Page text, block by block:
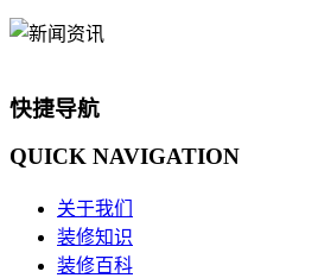
快捷导航
QUICK NAVIGATION
关于我们
装修知识
装修百科